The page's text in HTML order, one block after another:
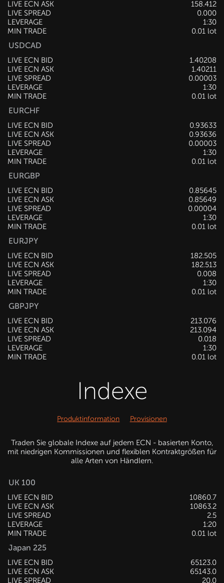
LIVE ECN ASK
158.411
LIVE SPREAD
0.005
LEVERAGE
1:30
MIN TRADE
0.01 lot
USDCAD
LIVE ECN BID
1.40207
LIVE ECN ASK
1.40210
LIVE SPREAD
0.00003
LEVERAGE
1:30
MIN TRADE
0.01 lot
EURCHF
LIVE ECN BID
0.93635
LIVE ECN ASK
0.93637
LIVE SPREAD
0.00002
LEVERAGE
1:30
MIN TRADE
0.01 lot
EURGBP
LIVE ECN BID
0.85646
LIVE ECN ASK
0.85650
LIVE SPREAD
0.00004
LEVERAGE
1:30
MIN TRADE
0.01 lot
EURJPY
LIVE ECN BID
182.507
LIVE ECN ASK
182.515
LIVE SPREAD
0.008
LEVERAGE
1:30
MIN TRADE
0.01 lot
GBPJPY
LIVE ECN BID
213.077
LIVE ECN ASK
213.093
LIVE SPREAD
0.016
LEVERAGE
1:30
MIN TRADE
0.01 lot
Indexe
Produktinformation Provisionen
Traden Sie globale Indexe auf jedem ECN - basierten Konto,
mit niedrigen Kommissionen und flexiblen Kontraktgrößen für
alle Arten von Händlern.
UK 100
LIVE ECN BID
10860.7
LIVE ECN ASK
10863.2
LIVE SPREAD
2.5
LEVERAGE
1:20
MIN TRADE
0.01 lot
Japan 225
LIVE ECN BID
65123.0
LIVE ECN ASK
65143.0
LIVE SPREAD
20.0